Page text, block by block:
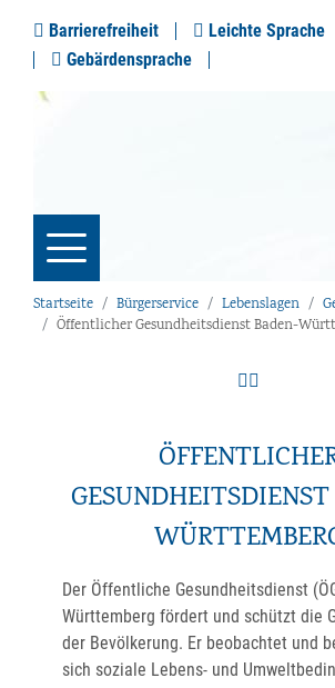
Barrierefreiheit
Leichte Sprache
Gebärdensprache
Startseite Bürgerservice Lebenslagen
Öffentlicher Gesundheitsdienst Baden-
Der Öffentliche Gesundheitsdienst
Württemberg fördert und schützt die
der Bevölkerung. Er beobachtet und
sich soziale Lebens- und